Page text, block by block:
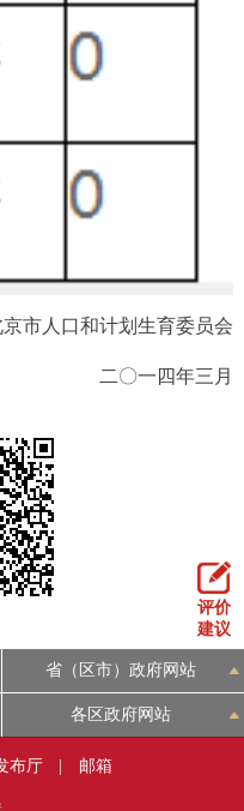
京市人口和计划生育委员会
二〇一四年三月
评价
建议
省（区市）政府网站
各区政府网站
布厅 | 邮箱